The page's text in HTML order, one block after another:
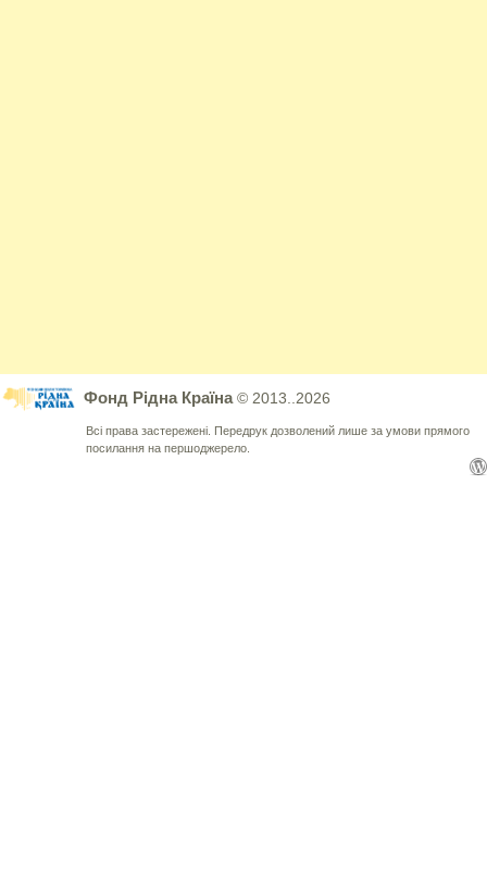
Фонд Рідна Країна© 2013..2026
Всі права застережені. Передрук дозволений лише за умови прямого
посилання на першоджерело.